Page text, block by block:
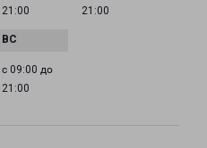
21:00
21:00
с 09:00 до
21:00